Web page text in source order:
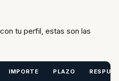
tu perfil, estas son las
IMPORTE PLAZO